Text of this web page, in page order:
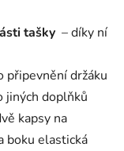
tašky – díky ní
připevnění držáku
jiných doplňků
kapsy na
boku elastická